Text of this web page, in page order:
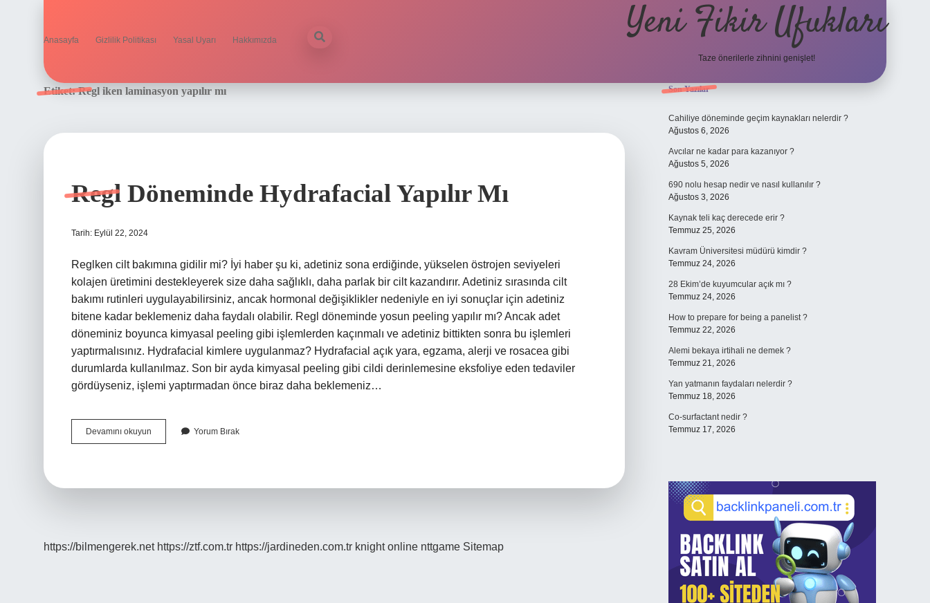
Anasayfa Gizlilik Politikası Yasal Uyarı Hakkımızda Yeni Fikir Ufukları
Taze önerilerle zihnini genişlet!
Etiket:Regl iken laminasyon yapılır mı
Regl Döneminde Hydrafacial Yapılır Mı
Tarih: Eylül 22, 2024
Reglken cilt bakımına gidilir mi? İyi haber şu ki, adetiniz sona erdiğinde, yükselen östrojen seviyeleri
kolajen üretimini destekleyerek size daha sağlıklı, daha parlak bir cilt kazandırır. Adetiniz sırasında cilt
bakımı rutinleri uygulayabilirsiniz, ancak hormonal değişiklikler nedeniyle en iyi sonuçlar için adetiniz
bitene kadar beklemeniz daha faydalı olabilir. Regl döneminde yosun peeling yapılır mı? Ancak adet
döneminiz boyunca kimyasal peeling gibi işlemlerden kaçınmalı ve adetiniz bittikten sonra bu işlemleri
yaptırmalısınız. Hydrafacial kimlere uygulanmaz? Hydrafacial açık yara, egzama, alerji ve rosacea gibi
durumlarda kullanılmaz. Son bir ayda kimyasal peeling gibi cildi derinlemesine eksfoliye eden tedaviler
gördüyseniz, işlemi yaptırmadan önce biraz daha beklemeniz…
Devamını okuyun
Döneminde
Yorum Bırak
https://bilmengerek.net https://ztf.com.tr https://jardineden.com.tr knight online nttgame Sitemap
Sidebar
Son Yazılar
Cahiliye döneminde geçim kaynakları nelerdir ?
Ağustos 6, 2026
Avcılar ne kadar para kazanıyor ?
Ağustos 5, 2026
690 nolu hesap nedir ve nasıl kullanılır ?
Ağustos 3, 2026
Kaynak teli kaç derecede erir ?
Temmuz 25, 2026
Kavram Üniversitesi müdürü kimdir ?
Temmuz 24, 2026
28 Ekim’de kuyumcular açık mı ?
Temmuz 24, 2026
How to prepare for being a panelist ?
Temmuz 22, 2026
Alemi bekaya irtihali ne demek ?
Temmuz 21, 2026
Yan yatmanın faydaları nelerdir ?
Temmuz 18, 2026
Co-surfactant nedir ?
Temmuz 17, 2026